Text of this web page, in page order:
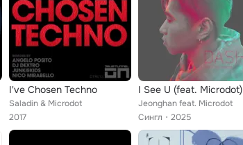
I've Chosen Techno
Saladin & Microdot
2017
I See U (feat. Microdot)
Jeonghan feat. Microdot
Сингл
2025